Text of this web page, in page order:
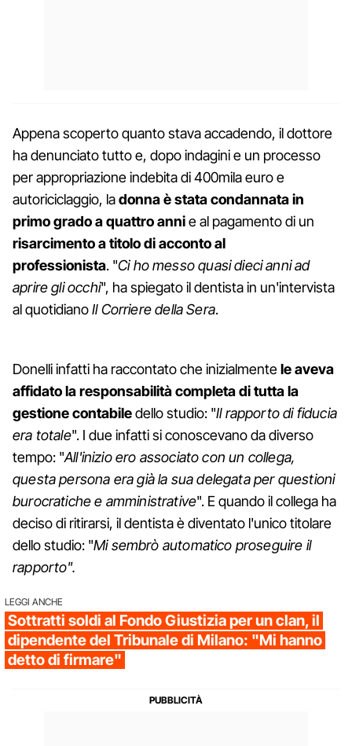
Appena scoperto quanto stava accadendo, il dottore
ha denunciato tutto e, dopo indagini e un processo
per appropriazione indebita di 400mila euro e
autoriciclaggio, ladonna è stata condannata in
primo grado a quattro annie al pagamento di un
risarcimento a titolo di acconto al
professionista. "Ci ho messo quasi dieci anni ad
aprire gli occhi", ha spiegato il dentista in un'intervista
al quotidianoIl Corriere della Sera.
Donelli infatti ha raccontato che inizialmentele aveva
affidato la responsabilità completa di tutta la
gestione contabiledello studio: "Il rapporto di fiducia
era totale". I due infatti si conoscevano da diverso
tempo: "All'inizio ero associato con un collega,
questa persona era già la sua delegata per questioni
burocratiche e amministrative". E quando il collega ha
deciso di ritirarsi, il dentista è diventato l'unico titolare
dello studio: "Mi sembrò automatico proseguire il
rapporto".
LEGGI ANCHE
Sottratti soldi al Fondo Giustizia per un clan, il
dipendente del Tribunale di Milano: "Mi hanno
detto di firmare"